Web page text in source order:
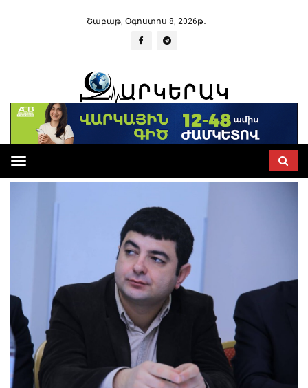
Շաբաթ, Օգոստոս 8, 2026թ․
Toggle
navigation